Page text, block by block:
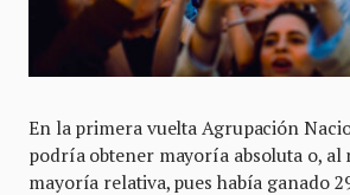
En la primera vuelta Agrupación
podría obtener mayoría absoluta o, al
mayoría relativa, pues había ganado